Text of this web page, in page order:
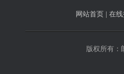
网站首页 在
版权所有